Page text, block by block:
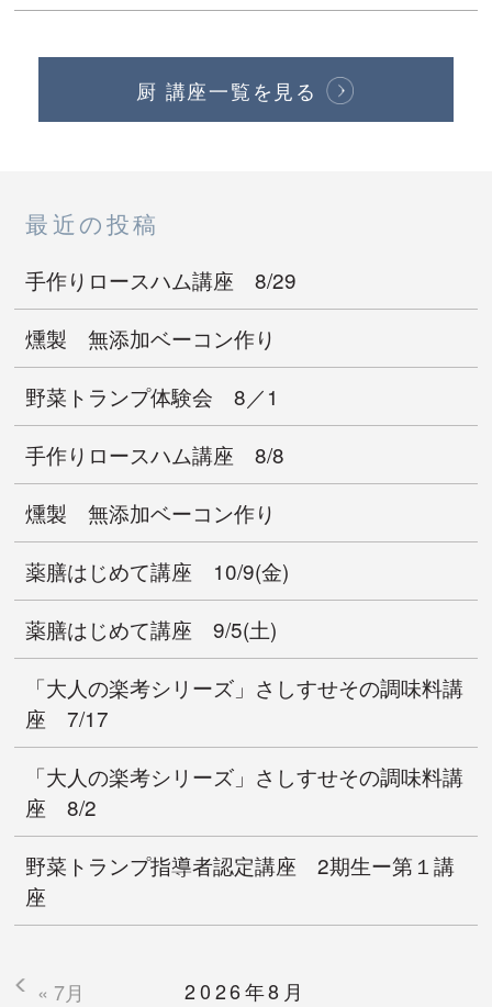
厨 講座一覧を見る
最近の投稿
手作りロースハム講座 8/29
燻製 無添加ベーコン作り
野菜トランプ体験会 8／1
手作りロースハム講座 8/8
燻製 無添加ベーコン作り
薬膳はじめて講座 10/9(金)
薬膳はじめて講座 9/5(土)
「大人の楽考シリーズ」さしすせその調味料講
座 7/17
「大人の楽考シリーズ」さしすせその調味料講
座 8/2
野菜トランプ指導者認定講座 2期生ー第１講
座
2026年8月
« 7月